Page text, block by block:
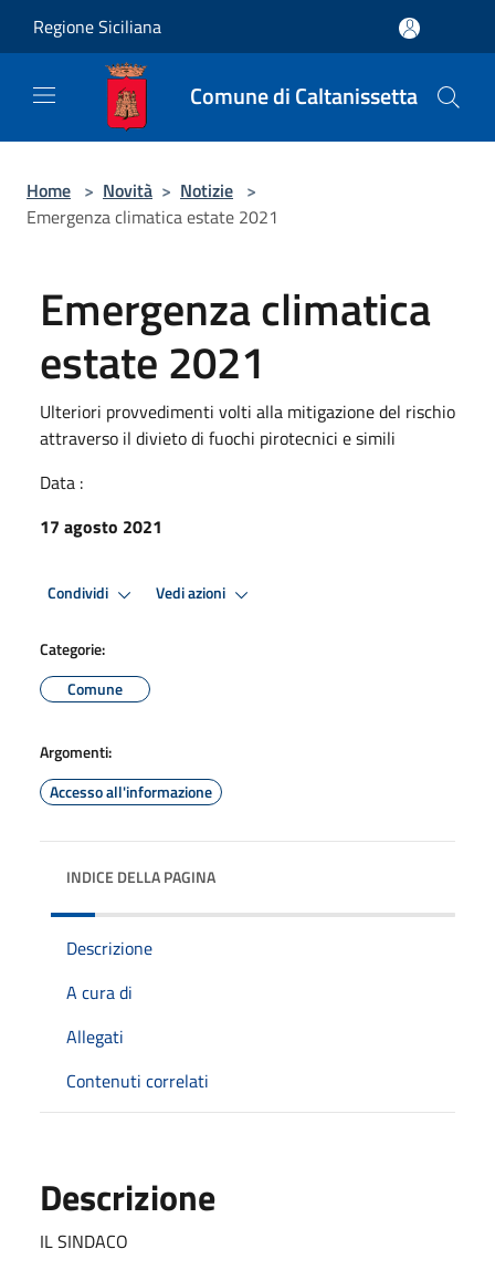
Regione Siciliana
Comune di Caltanissetta
Home > Novità > Notizie >
Emergenza climatica estate 2021
Emergenza climatica
estate 2021
Ulteriori provvedimenti volti alla mitigazione del rischio
attraverso il divieto di fuochi pirotecnici e simili
Data :
17 agosto 2021
Condividi Vedi azioni
Categorie:
Comune
Argomenti:
Accesso all'informazione
INDICE DELLA PAGINA
Descrizione
A cura di
Allegati
Contenuti correlati
Descrizione
IL SINDACO